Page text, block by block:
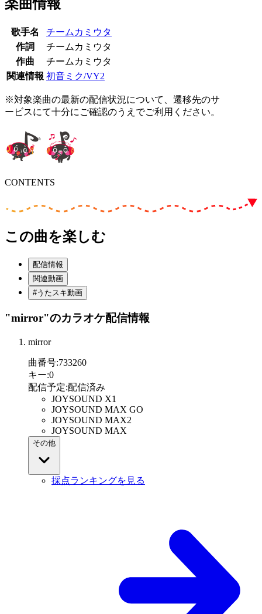
楽曲情報
歌手名
チームカミウタ
作詞
チームカミウタ
作曲
チームカミウタ
関連情報 初音ミク/VY2
※対象楽曲の最新の配信状況について、遷移先のサ
ービスにて十分にご確認のうえでご利用ください。
CONTENTS
この曲を楽しむ
配信情報
関連動画
#うたスキ動画
"mirror"のカラオケ配信情報
mirror
曲番号:733260
キー:0
配信予定:配信済み
JOYSOUND X1
JOYSOUND MAX GO
JOYSOUND MAX2
JOYSOUND MAX
その他
採点ランキングを見る